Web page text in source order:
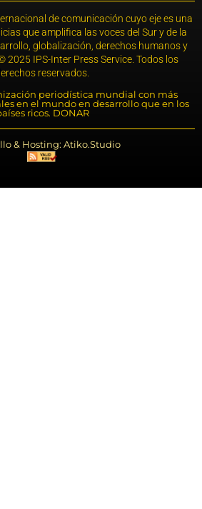
de comunicación cuyo eje es una
que amplifica las voces del Sur y de la
globalización, derechos humanos y
2025 IPS-Inter Press Service. Todos los
reservados.
periodística mundial con más
en el mundo en desarrollo que en los
ricos. DONAR
& Hosting: Atiko.Studio